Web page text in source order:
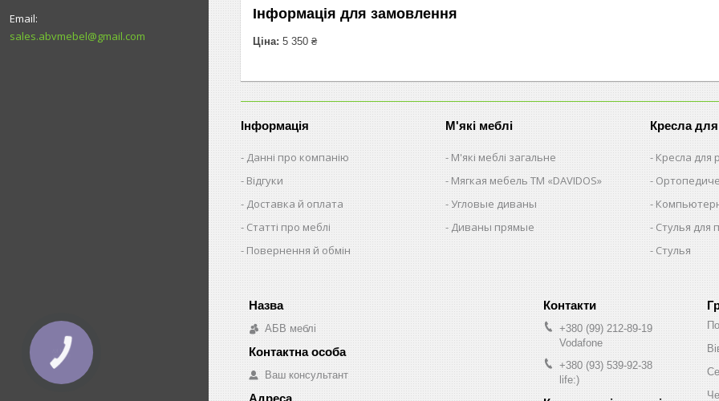
sales.abvmebel@gmail.com
Інформація для замовлення
Ціна: 5 350 ₴
Інформація
Данні про компанію
Відгуки
Доставка й оплата
Статті про меблі
Повернення й обмін
М'які меблі
М'які меблі загальне
Мягкая мебель ТМ «DAVIDOS»
Угловые диваны
Диваны прямые
Кресла
Кресла для
Стулья для
Стулья
АБВ меблі
Ваш консультант
+380 (99) 212-89-19
Vodafone
+380 (93) 539-92-38
life:)